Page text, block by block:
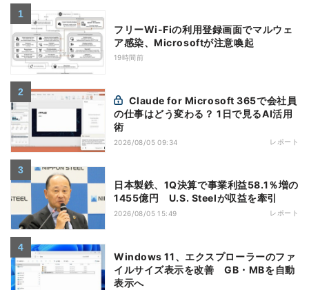
フリーWi-Fiの利用登録画面でマルウェ
ア感染、Microsoftが注意喚起
19時間前
の仕事はどう変わる？ 1日で見るAI活用
術
2026/08/05 09:34 レポート
日本製鉄、1Q決算で事業利益58.1％増の
1455億円 U.S. Steelが収益を牽引
2026/08/05 15:49 レポート
Windows 11、エクスプローラーのファ
イルサイズ表示を改善 GB・MBを自動
表示へ